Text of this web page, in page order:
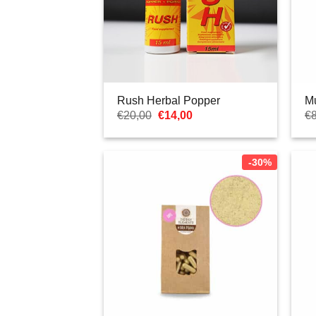
Rush Herbal Popper
€20,00 El
original
€14,00El
actual
€
-30%